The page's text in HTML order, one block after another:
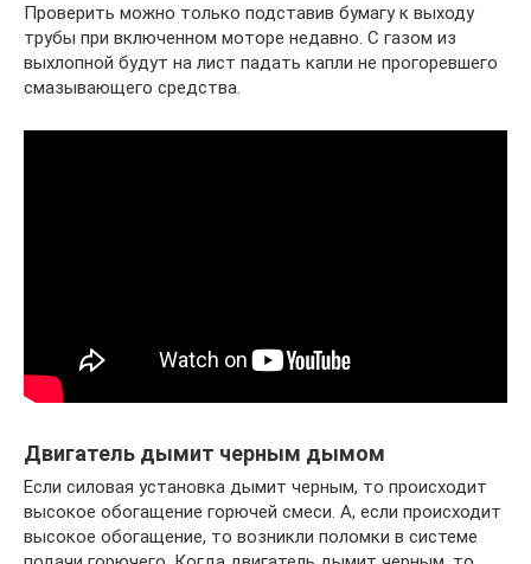
Проверить можно только подставив бумагу к выходу
трубы при включенном моторе недавно. С газом из
выхлопной будут на лист падать капли не прогоревшего
смазывающего средства.
Двигатель дымит черным дымом
Если силовая установка дымит черным, то происходит
высокое обогащение горючей смеси. А, если происходит
высокое обогащение, то возникли поломки в системе